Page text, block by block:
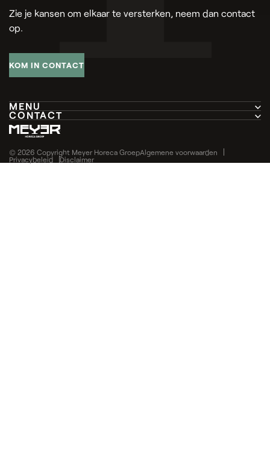
Zie je kansen om elkaar te versterken, neem dan contact
op.
KOM IN CONTACT
MENU
Home
Bedrijven
CONTACT
Pottenbakkerstraat 30
4871 EP Etten-Leur
© 2026 Copyright Meyer Horeca GroepAlgemene voorwaarden
Privacybeleid
Disclaimer